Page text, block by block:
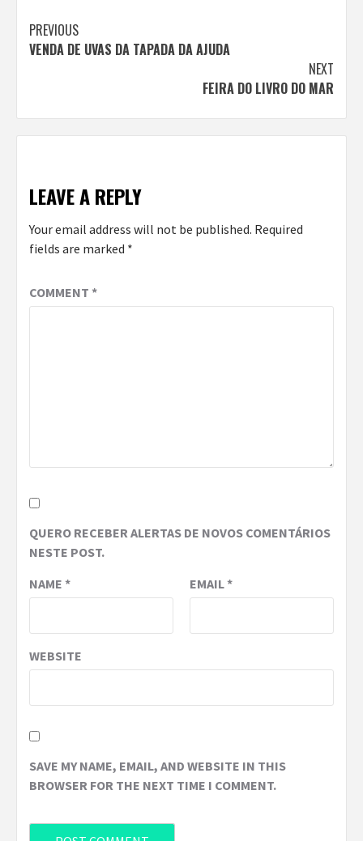
Continue
Reading
PREVIOUS
VENDA DE UVAS DA TAPADA DA AJUDA
NEXT
FEIRA DO LIVRO DO MAR
LEAVE A REPLY
Your email address will not be published. Required
fields are marked *
COMMENT *
QUERO RECEBER ALERTAS DE NOVOS COMENTÁRIOS
NESTE POST.
NAME * EMAIL*
WEBSITE
SAVE MY NAME, EMAIL, AND WEBSITE IN THIS
BROWSER FOR THE NEXT TIME I COMMENT.